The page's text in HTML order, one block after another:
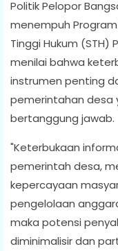
Politik Pelopor
menempuh
Tinggi Hukum
menilai bahwa
instrumen penting
pemerintahan desa
bertanggung jawab.
"Keterbukaan
pemerintah desa,
kepercayaan
pengelolaan
maka potensi
diminimalisir dan